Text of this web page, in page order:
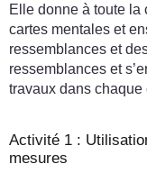
Elle donne à toute la
cartes mentales et
ressemblances et
ressemblances et
travaux dans chaque
Activité 1 :
mesures